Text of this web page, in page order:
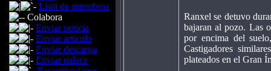
Lista de miembros
Colabora
Enviar noticia
Enviar articulo
Enviar descarga
Enviar enlace
Ranxel se detuvo
bajaran al pozo. Las
por encima del
Castigadores
plateados en el Gran